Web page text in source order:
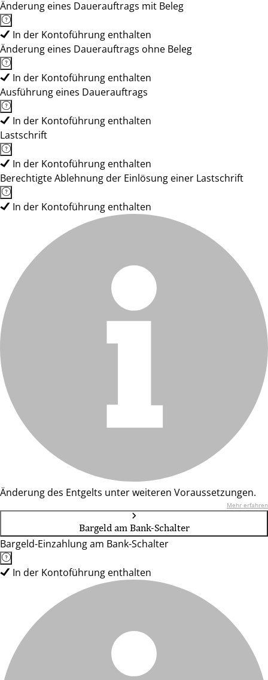
Änderung eines Dauerauftrags mit Beleg
In der Kontoführung enthalten
Änderung eines Dauerauftrags ohne Beleg
In der Kontoführung enthalten
Ausführung eines Dauerauftrags
In der Kontoführung enthalten
Lastschrift
In der Kontoführung enthalten
Berechtigte Ablehnung der Einlösung einer Lastschrift
In der Kontoführung enthalten
Änderung des Entgelts unter weiteren Voraussetzungen.
Mehr erfahren
Bargeld am Bank-Schalter
Bargeld-Einzahlung am Bank-Schalter
In der Kontoführung enthalten